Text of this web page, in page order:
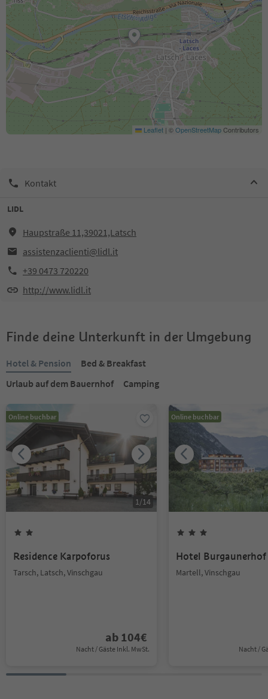
Leaflet | ©OpenStreetMapContributors
Kontakt
LIDL
Haupstraße 11,39021,Latsch
assistenzaclienti@lidl.it
+39 0473 720220
http://www.lidl.it
Finde deine Unterkunft in der Umgebung
Hotel & Pension
Bed & Breakfast
Urlaub auf dem Bauernhof
Camping
Online buchbar
1/14
Residence Karpoforus
Tarsch, Latsch, Vinschgau
ab 104€
Nacht / Gäste Inkl. MwSt.
Online buchbar
Hotel Burgaunerhof
Martell, Vinschgau
Nacht /